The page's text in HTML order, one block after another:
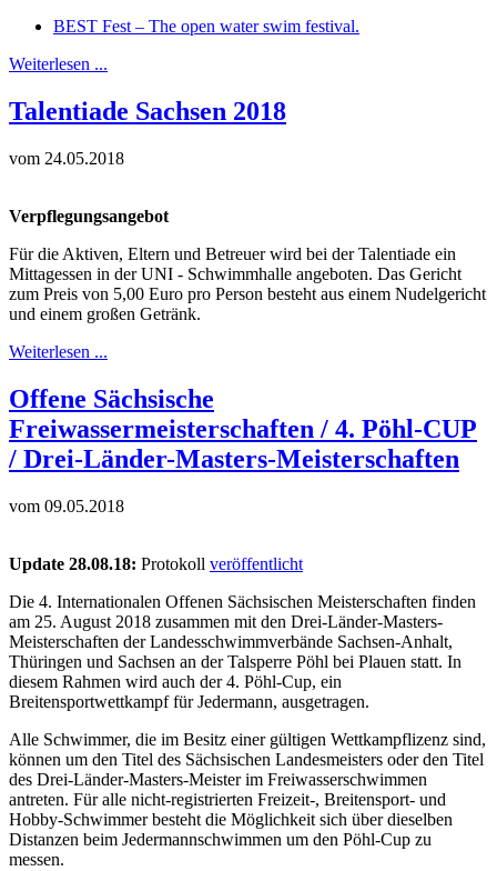
BEST Fest – The open water swim festival.
Weiterlesen ...
Talentiade Sachsen 2018
vom 24.05.2018
Verpflegungsangebot
Für die Aktiven, Eltern und Betreuer wird bei der Talentiade ein
Mittagessen in der UNI - Schwimmhalle angeboten. Das Gericht
zum Preis von 5,00 Euro pro Person besteht aus einem Nudelgericht
und einem großen Getränk.
Weiterlesen ...
Offene Sächsische
Freiwassermeisterschaften / 4. Pöhl-CUP
/ Drei-Länder-Masters-Meisterschaften
vom 09.05.2018
Update 28.08.18: Protokoll veröffentlicht
Die 4. Internationalen Offenen Sächsischen Meisterschaften finden
am 25. August 2018 zusammen mit den Drei-Länder-Masters-
Meisterschaften der Landesschwimmverbände Sachsen-Anhalt,
Thüringen und Sachsen an der Talsperre Pöhl bei Plauen statt. In
diesem Rahmen wird auch der 4. Pöhl-Cup, ein
Breitensportwettkampf für Jedermann, ausgetragen.
Alle Schwimmer, die im Besitz einer gültigen Wettkampflizenz sind,
können um den Titel des Sächsischen Landesmeisters oder den Titel
des Drei-Länder-Masters-Meister im Freiwasserschwimmen
antreten. Für alle nicht-registrierten Freizeit-, Breitensport- und
Hobby-Schwimmer besteht die Möglichkeit sich über dieselben
Distanzen beim Jedermannschwimmen um den Pöhl-Cup zu
messen.